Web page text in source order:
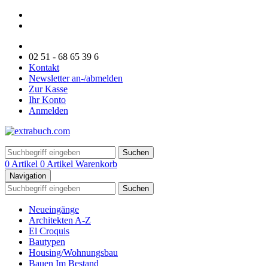
02 51 - 68 65 39 6
Kontakt
Newsletter an-/abmelden
Zur Kasse
Ihr Konto
Anmelden
Suchen
0 Artikel 0 Artikel Warenkorb
Navigation
Suchen
Neueingänge
Architekten A-Z
El Croquis
Bautypen
Housing/Wohnungsbau
Bauen Im Bestand